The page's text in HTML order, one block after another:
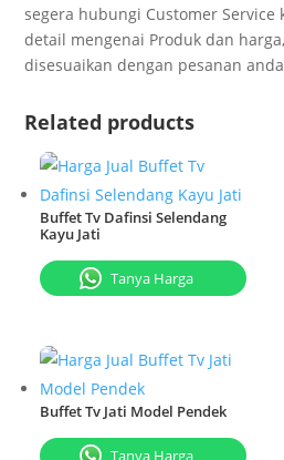
segera hubungi Customer
detail mengenai Produk dan
disesuaikan dengan pesanan
Related products
Buffet Tv Dafinsi Selendang
Kayu Jati
Tanya Harga
Buffet Tv Jati Model Pendek
Tanya Harga